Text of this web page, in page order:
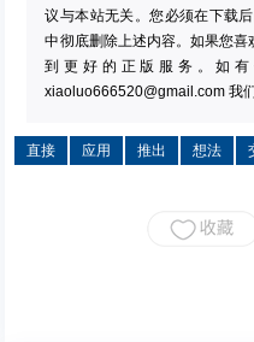
议与本站无关。您必须在下载
中彻底删除上述内容。如果您
到更好的正版服务。如
xiaoluo666520@gmail.com 我
直接 应用 推出 想法